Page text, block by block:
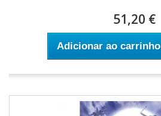
51,20 €
Adicionar ao carrinho